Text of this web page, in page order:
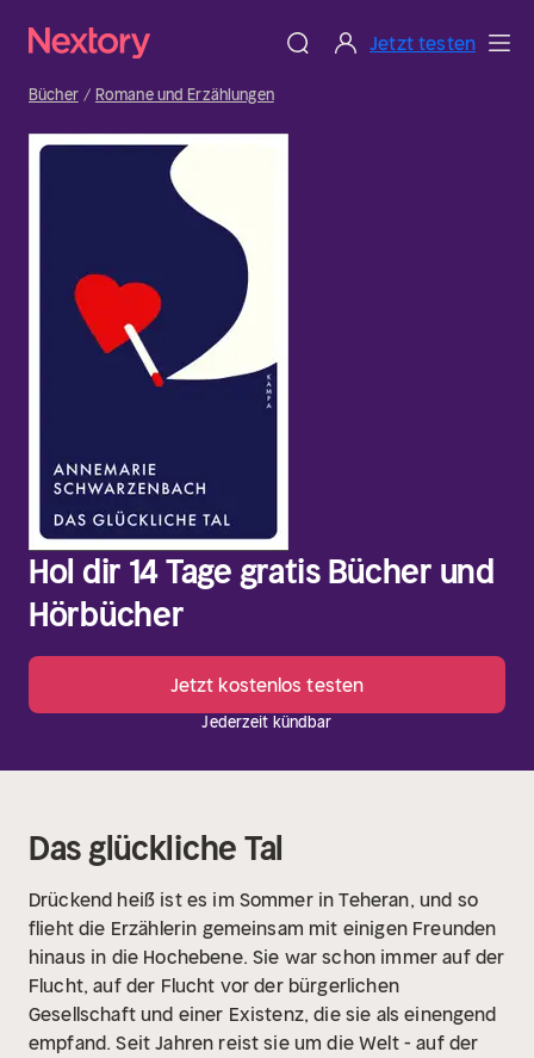
Jetzt testen
Bücher Romane und Erzählungen
Hol dir 14 Tage gratis Bücher und
Hörbücher
Jetzt kostenlos testen
Jederzeit kündbar
Das glückliche Tal
Drückend heiß ist es im Sommer in Teheran, und so
flieht die Erzählerin gemeinsam mit einigen Freunden
hinaus in die Hochebene. Sie war schon immer auf der
Flucht, auf der Flucht vor der bürgerlichen
Gesellschaft und einer Existenz, die sie als einengend
empfand. Seit Jahren reist sie um die Welt - auf der